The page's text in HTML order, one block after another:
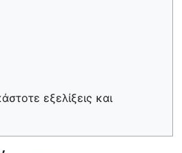
εξελίξεις και